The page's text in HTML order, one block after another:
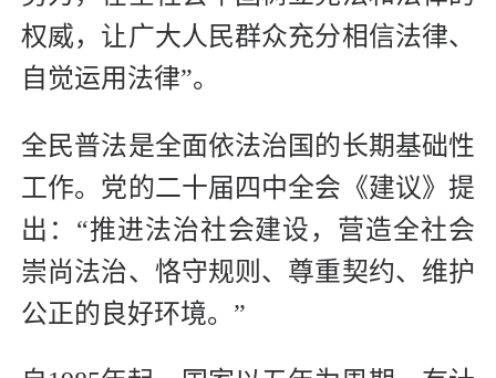
权威，让广大人民群众充分相信法律、
自觉运用法律”。
全民普法是全面依法治国的长期基础性
工作。党的二十届四中全会《建议》提
出：“推进法治社会建设，营造全社会
崇尚法治、恪守规则、尊重契约、维护
公正的良好环境。”